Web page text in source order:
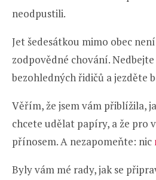
neodpustili.
Jet šedesátkou mimo obec
zodpovědné chování.
bezohledných řidičů a jezděte
Věřím, že jsem vám přiblížila,
chcete udělat papíry, a že pro
přínosem. A nezapomeňte: nic
Byly vám mé rady, jak se